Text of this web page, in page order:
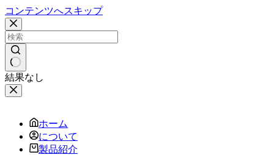
コンテンツへスキップ
結果なし
ホーム
について
製品紹介